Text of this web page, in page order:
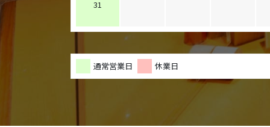
31
通常営業日 休業日